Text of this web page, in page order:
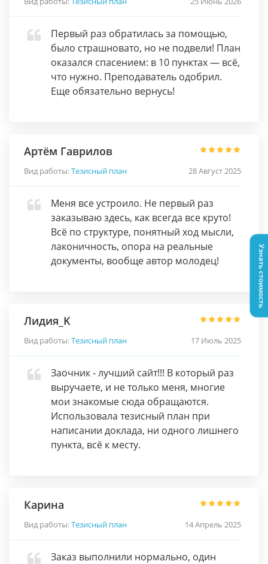
Первый раз обратилась за помощью,
было страшновато, но не подвели! План
оказался спасением: в 10 пунктах — всё,
что нужно. Преподаватель одобрил.
Еще обязательно вернусь!
Артём Гаврилов
Вид работы:Тезисный план 28 Август 2025
Меня все устроило. Не первый раз
заказываю здесь, как всегда все круто!
Всё по структуре, понятный ход мысли,
лаконичность, опора на реальные
документы, вообще автор молодец!
Лидия_K
Вид работы:Тезисный план 17 Июль 2025
Заочник - лучший сайт!!! В который раз
выручаете, и не только меня, многие
мои знакомые сюда обращаются.
Использовала тезисный план при
написании доклада, ни одного лишнего
пункта, всё к месту.
Карина
Вид работы:Тезисный план 14 Апрель 2025
Заказ выполнили нормально, один
Узнать стоимость